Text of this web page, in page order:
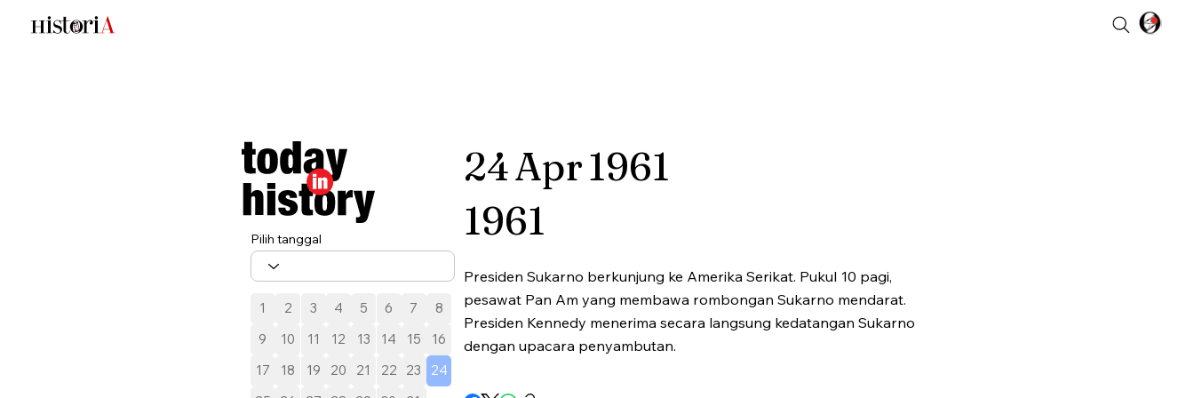
Pilih tanggal
1 2 3 4 5 6 7
8
9
10 11 12 13 14 15
16
17
18 19 20 21 22 23
24
24Apr1961
1961
Presiden Sukarno berkunjung ke Amerika Serikat. Pukul 10 pagi,
pesawat Pan Am yang membawa rombongan Sukarno mendarat.
Presiden Kennedy menerima secara langsung kedatangan Sukarno
dengan upacara penyambutan.